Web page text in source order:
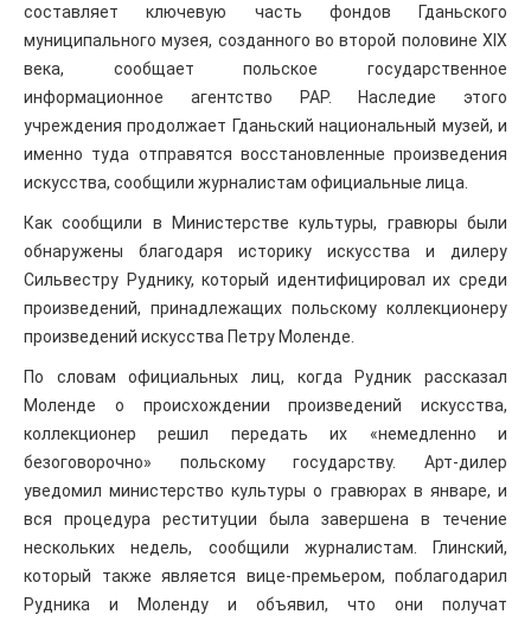
составляет ключевую часть фондов Гданьского
муниципального музея, созданного во второй половине XIX
века, сообщает польское государственное
информационное агентство PAP. Наследие этого
учреждения продолжает Гданьский национальный музей, и
именно туда отправятся восстановленные произведения
искусства, сообщили журналистам официальные лица.
Как сообщили в Министерстве культуры, гравюры были
обнаружены благодаря историку искусства и дилеру
Сильвестру Руднику, который идентифицировал их среди
произведений, принадлежащих польскому коллекционеру
произведений искусства Петру Моленде.
По словам официальных лиц, когда Рудник рассказал
Моленде о происхождении произведений искусства,
коллекционер решил передать их «немедленно и
безоговорочно» польскому государству. Арт-дилер
уведомил министерство культуры о гравюрах в январе, и
вся процедура реституции была завершена в течение
нескольких недель, сообщили журналистам. Глинский,
который также является вице-премьером, поблагодарил
Рудника и Моленду и объявил, что они получат